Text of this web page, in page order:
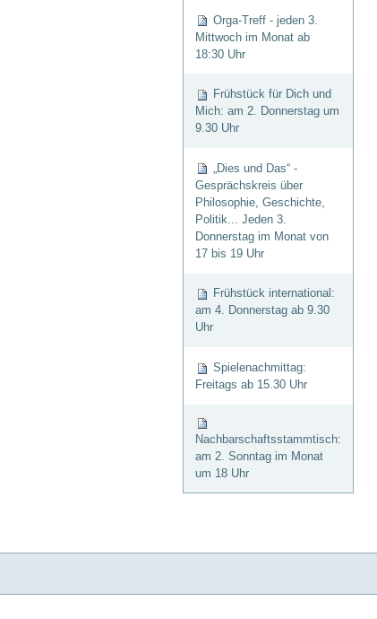
Orga-Treff - jeden 3.
Mittwoch im Monat ab
18:30 Uhr
Frühstück für Dich und
Mich: am 2. Donnerstag um
9.30 Uhr
„Dies und Das“ -
Gesprächskreis über
Philosophie, Geschichte,
Politik... Jeden 3.
Donnerstag im Monat von
17 bis 19 Uhr
Frühstück international:
am 4. Donnerstag ab 9.30
Uhr
Spielenachmittag:
Freitags ab 15.30 Uhr
Nachbarschaftsstammtisch:
am 2. Sonntag im Monat
um 18 Uhr